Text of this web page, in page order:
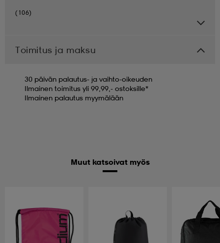
(106)
Toimitus ja maksu
30 päivän palautus- ja vaihto-oikeuden
Ilmainen toimitus yli 99,99,- ostoksille*
Ilmainen palautus myymälään
Muut katsoivat myös